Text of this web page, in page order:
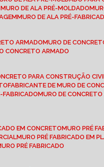
MURO DE ALA PRÉ-MOLDADO
MURO DE ALA PRÉ-
ARMADO
MURO DE
CONCRETO ARMADO
PARA CONSTRUÇÃO
FABRICANTE DE MURO DE
FABRICADO
MURO DE
EM CONCRETO
MURO PRÉ
MURO PRÉ FABRICADO EM
PRÉ FABRICADO